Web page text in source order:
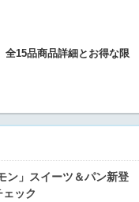
全15品商品詳細とお得な限
ン」スイーツ＆パン新登
ック